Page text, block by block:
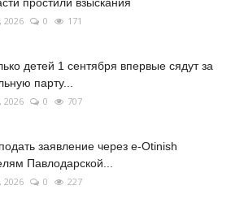
2026 0 171
детей 1 сентября впервые сядут за
парту...
2026 0 707
заявление через e-Otinish
Павлодарской...
2026 0 227